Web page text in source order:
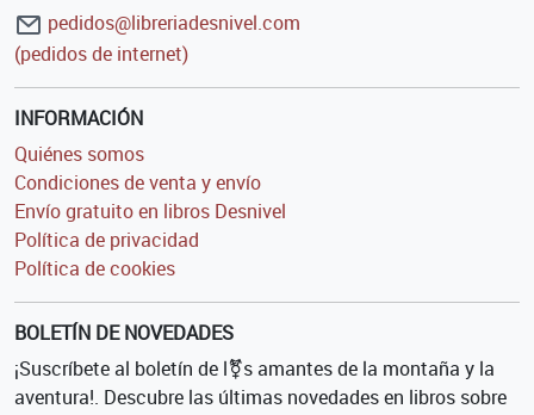
pedidos@libreriadesnivel.com
(pedidos de internet)
INFORMACIÓN
Quiénes somos
Condiciones de venta y envío
Envío gratuito en libros Desnivel
Política de privacidad
Política de cookies
BOLETÍN DE NOVEDADES
¡Suscríbete al boletín de l⚧s amantes de la montaña y la
aventura!. Descubre las últimas novedades en libros sobre